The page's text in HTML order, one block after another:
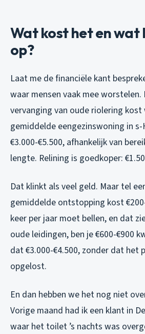
Wat kost het en
op?
Laat me de financiële kant
waar mensen vaak mee worstelen.
vervanging van oude riolering kost
gemiddelde eengezinswoning in
€3.000-€5.500, afhankelijk van
lengte. Relining is goedkoper:
Dat klinkt als veel geld. Maar tel
gemiddelde ontstopping kost
keer per jaar moet bellen, en dat
oude leidingen, ben je €600-€900
dat €3.000-€4.500, zonder dat het
opgelost.
En dan hebben we het nog niet
Vorige maand had ik een klant in
waar het toilet ’s nachts was